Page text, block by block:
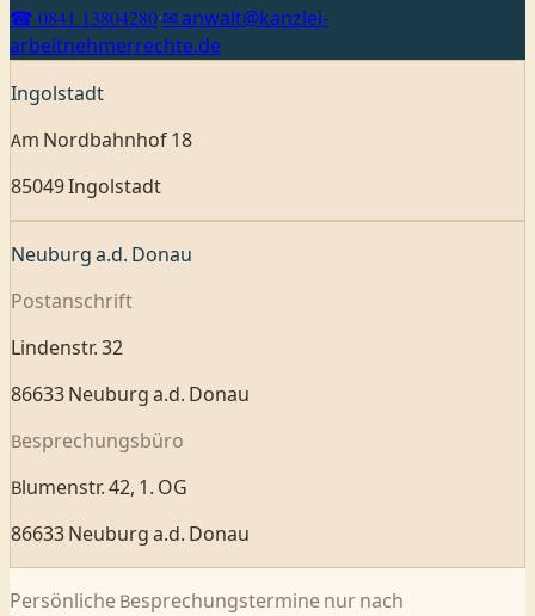
☎ 0841 13804280·✉ anwalt@kanzlei-
arbeitnehmerrechte.de
Ingolstadt
Am Nordbahnhof 18
85049 Ingolstadt
Neuburg a.d. Donau
Postanschrift
Lindenstr. 32
86633 Neuburg a.d. Donau
Besprechungsbüro
Blumenstr. 42, 1. OG
86633 Neuburg a.d. Donau
Persönliche Besprechungstermine nur nach